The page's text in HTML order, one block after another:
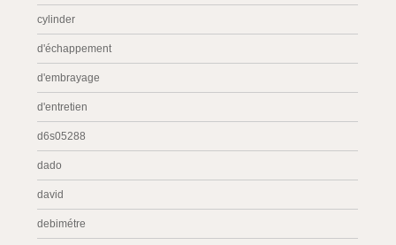
cylinder
d'échappement
d'embrayage
d'entretien
d6s05288
dado
david
debimétre